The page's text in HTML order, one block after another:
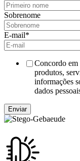
Sobrenome
E-mail*
Concordo em
produtos,
informações
dados